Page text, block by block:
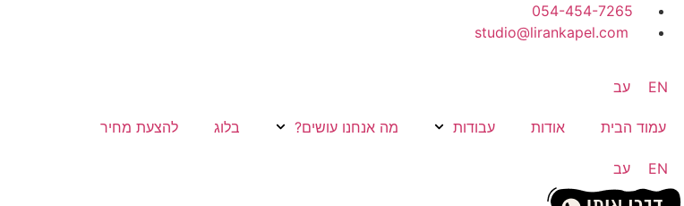
054-454-7265
studio@lirankapel.com
EN עב
עמוד הבית אודות עבודות מה אנחנו עושים? בלוג להצעת מחיר
EN עב